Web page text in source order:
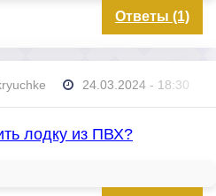
Ответы (1)
24.03.2024 - 18:30
лодку из ПВХ?